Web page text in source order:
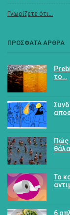
Γνωρίζετε ότι...
ΠΡΟΣΦΑΤΑ ΑΡΘΡΑ
το…
Πώς
Το
6